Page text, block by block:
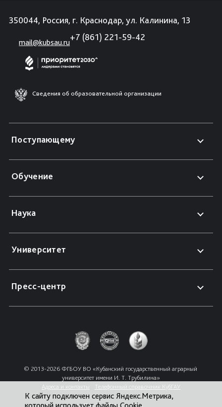
350044, Россия, г. Краснодар, ул. Калинина, 13
mail@kubsau.ru
+7 (861) 221-59-42
Сведения об образовательной организации
Поступающему
Обучение
Наука
Университет
Пресс-центр
© 2013-2026 ФГБОУ ВО «Кубанский государственный аграрный
университет имени И. Т. Трубилина»
Адреса и контакты
Телефонный справочник КубГАУ
К сайту подключен сервис Яндекс.Метрика,